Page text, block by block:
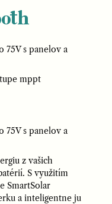
75V s panelov a
mppt
75V s panelov a
z vašich
S využitím
SmartSolar
a inteligentne ju